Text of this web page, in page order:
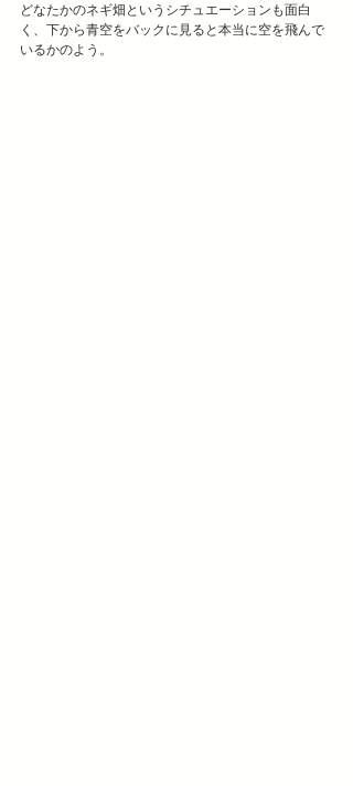
どなたかのネギ畑というシチュエーションも面白
く、下から青空をバックに見ると本当に空を飛んで
いるかのよう。